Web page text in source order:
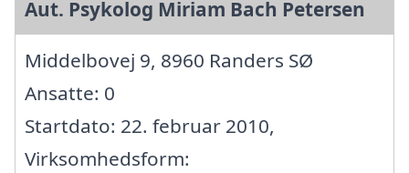
Aut. Psykolog Miriam Bach Petersen
Middelbovej 9, 8960 Randers SØ
Ansatte: 0
Startdato: 22. februar 2010,
Virksomhedsform: